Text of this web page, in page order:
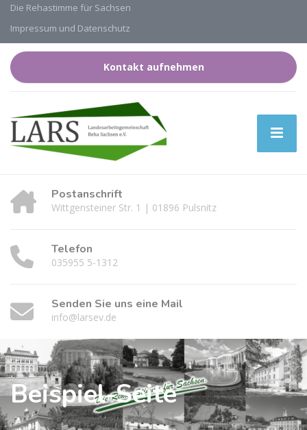
Die Rehastimme für Sachsen
Impressum und Datenschutz
Kontakt aufnehmen
Postanschrift
Wittgensteiner Str. 1 | 01896 Pulsnitz
Telefon
035955 5-1312
Senden Sie uns eine Mail
info@larsev.de
Beispiel-Seite